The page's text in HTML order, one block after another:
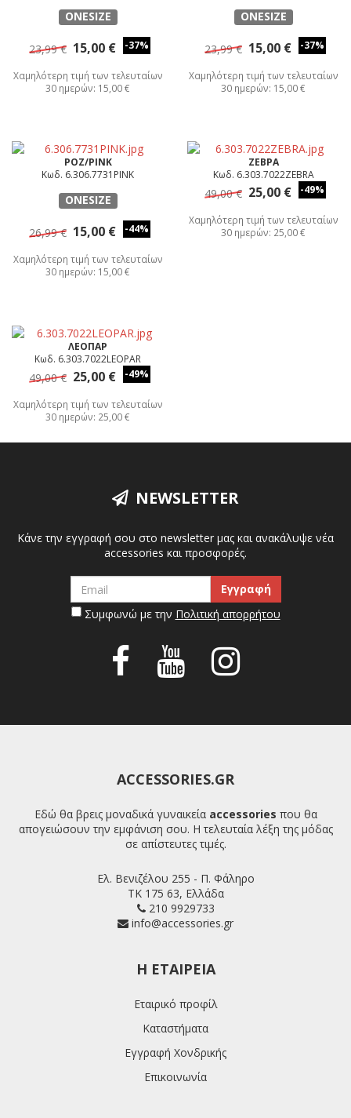
ONESIZE
23,99 € 15,00 € -37%
Χαμηλότερη τιμή των τελευταίων
30 ημερών: 15,00 €
ONESIZE
23,99 € 15,00 € -37%
Χαμηλότερη τιμή των τελευταίων
30 ημερών: 15,00 €
ΡΟΖ/PINK
Κωδ. 6.306.7731PINK
ONESIZE
26,99 € 15,00 € -44%
Χαμηλότερη τιμή των τελευταίων
30 ημερών: 15,00 €
ΖΕΒΡΑ
Κωδ. 6.303.7022ZEBRA
49,00 € 25,00 € -49%
Χαμηλότερη τιμή των τελευταίων
30 ημερών: 25,00 €
ΛΕΟΠΑΡ
Κωδ. 6.303.7022LEOPAR
49,00 € 25,00 € -49%
Χαμηλότερη τιμή των τελευταίων
30 ημερών: 25,00 €
NEWSLETTER
Κάνε την εγγραφή σου στο newsletter μας και ανακάλυψε νέα
accessories και προσφορές.
Συμφωνώ με την Πολιτική απορρήτου
ACCESSORIES.GR
Εδώ θα βρεις μοναδικά γυναικεία accessories που θα
απογειώσουν την εμφάνιση σου. Η τελευταία λέξη της μόδας
σε απίστευτες τιμές.
Ελ. Βενιζέλου 255 - Π. Φάληρο
ΤΚ 175 63, Ελλάδα
210 9929733
info@accessories.gr
H ΕΤΑΙΡΕΊΑ
Εταιρικό προφίλ
Καταστήματα
Εγγραφή Χονδρικής
Επικοινωνία